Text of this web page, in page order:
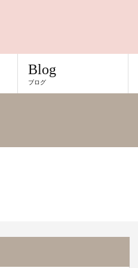
Blog
ブログ